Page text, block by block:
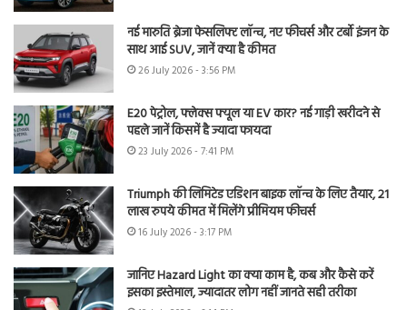
नई मारुति ब्रेजा फेसलिफ्ट लॉन्च, नए फीचर्स और टर्बो इंजन के
साथ आई SUV, जानें क्या है कीमत
26 July 2026 - 3:56 PM
E20 पेट्रोल, फ्लेक्स फ्यूल या EV कार? नई गाड़ी खरीदने से
पहले जानें किसमें है ज्यादा फायदा
23 July 2026 - 7:41 PM
Triumph की लिमिटेड एडिशन बाइक लॉन्च के लिए तैयार, 21
लाख रुपये कीमत में मिलेंगे प्रीमियम फीचर्स
16 July 2026 - 3:17 PM
जानिए Hazard Light का क्या काम है, कब और कैसे करें
इसका इस्तेमाल, ज्यादातर लोग नहीं जानते सही तरीका